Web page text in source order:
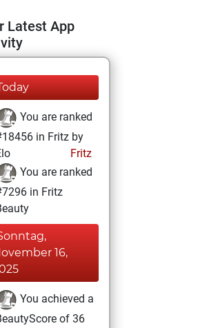
Latest App
You are ranked
in Fritz by
Fritz
You are ranked
in Fritz
16,
You achieved a
of 36